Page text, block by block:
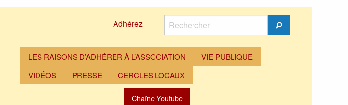
Adhérez
Rechercher
Rechercher
LES RAISONS D’ADHÉRER À L’ASSOCIATION
VIE PUBLIQUE
VIDÉOS
PRESSE CERCLES LOCAUX
Chaîne Youtube